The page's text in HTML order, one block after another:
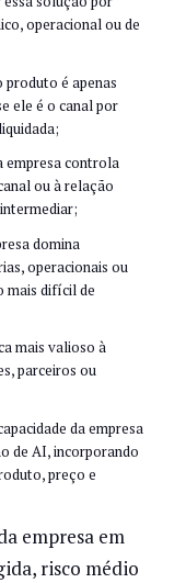
operacional ou de
produto é apenas
ele é o canal por
empresa controla
ou à relação
domina
operacionais ou
mais difícil de
mais valioso à
parceiros ou
da empresa
de AI, incorporando
preço e
empresa em
risco médio